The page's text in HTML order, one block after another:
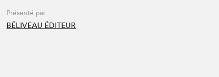
Présenté par
BÉLIVEAU ÉDITEUR